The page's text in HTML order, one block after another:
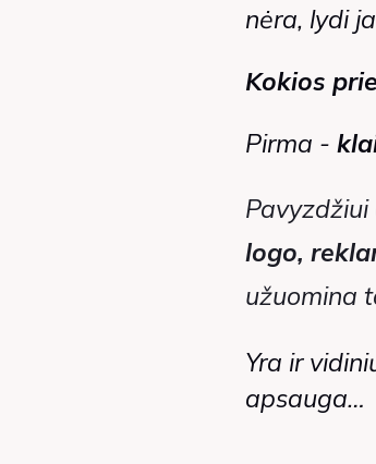
nėra, lydi
Kokios
Pirma -
logo,
užuomina
Yra ir
apsauga…